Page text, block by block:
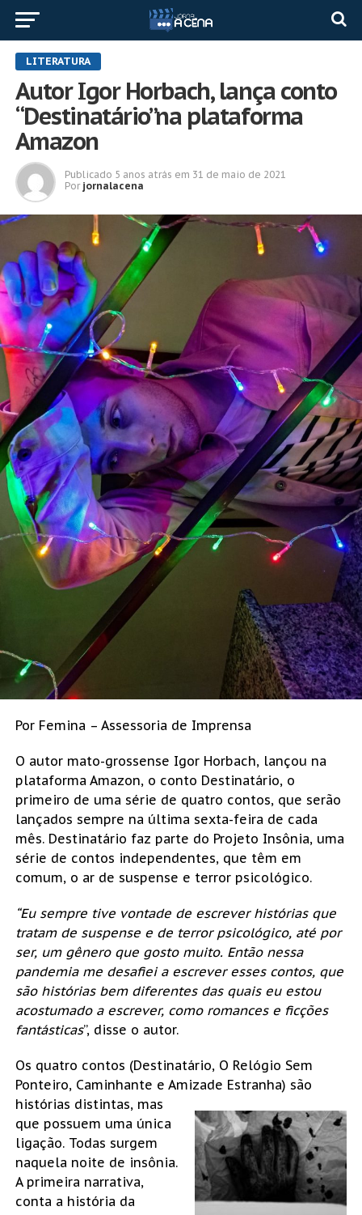
LITERATURA
Autor Igor Horbach, lança conto
“Destinatário”na plataforma
Amazon
Publicado 5 anos atrás em 31 de maio de 2021
Por jornalacena
Por Femina – Assessoria de Imprensa
O autor mato-grossense Igor Horbach, lançou na
plataforma Amazon, o conto Destinatário, o
primeiro de uma série de quatro contos, que serão
lançados sempre na última sexta-feira de cada
mês. Destinatário faz parte do Projeto Insônia, uma
série de contos independentes, que têm em
comum, o ar de suspense e terror psicológico.
“Eu sempre tive vontade de escrever histórias que
tratam de suspense e de terror psicológico, até por
ser, um gênero que gosto muito. Então nessa
pandemia me desafiei a escrever esses contos, que
são histórias bem diferentes das quais eu estou
acostumado a escrever, como romances e ficções
fantásticas”, disse o autor.
Os quatro contos (Destinatário, O Relógio Sem
Ponteiro, Caminhante e Amizade Estranha) são
histórias distintas, mas
que possuem uma única
ligação. Todas surgem
naquela noite de insônia.
A primeira narrativa,
conta a história da